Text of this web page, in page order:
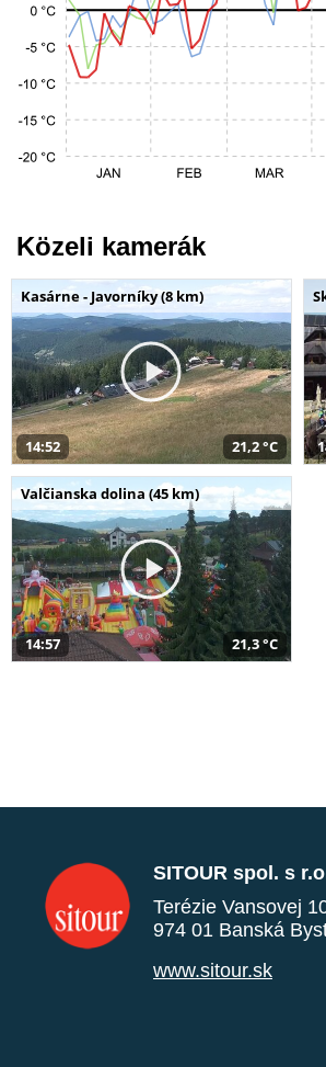
Közeli kamerák
Kasárne - Javorníky (8 km)
14:52 21,2 °C
Valčianska dolina (45 km)
14:57 21,3 °C
SITOUR spol. s
Terézie Vansovej
974 01 Banská
www.sitour.sk